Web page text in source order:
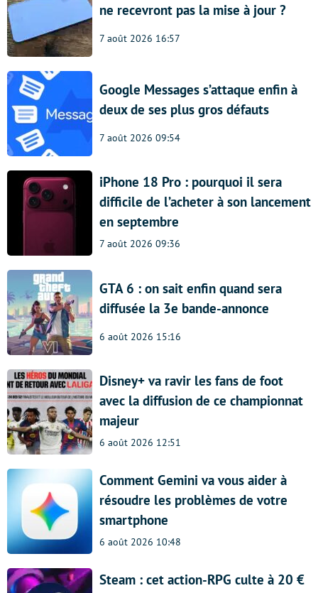
ne recevront pas la mise à jour ?
7 août 2026 16:57
Google Messages s’attaque enfin à
deux de ses plus gros défauts
7 août 2026 09:54
iPhone 18 Pro : pourquoi il sera
difficile de l’acheter à son lancement
en septembre
7 août 2026 09:36
GTA 6 : on sait enfin quand sera
diffusée la 3e bande-annonce
6 août 2026 15:16
Disney+ va ravir les fans de foot
avec la diffusion de ce championnat
majeur
6 août 2026 12:51
Comment Gemini va vous aider à
résoudre les problèmes de votre
smartphone
6 août 2026 10:48
Steam : cet action-RPG culte à 20 €